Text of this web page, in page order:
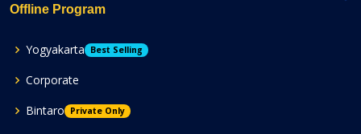
Offline Program
Yogyakarta Best Selling
Corporate
Bintaro
Private Only